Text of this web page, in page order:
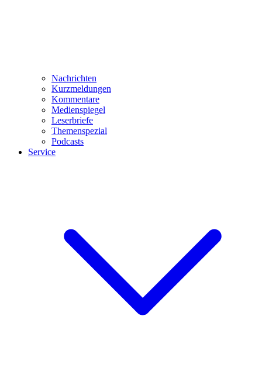
Nachrichten
Kurzmeldungen
Kommentare
Medienspiegel
Leserbriefe
Themenspezial
Podcasts
Service